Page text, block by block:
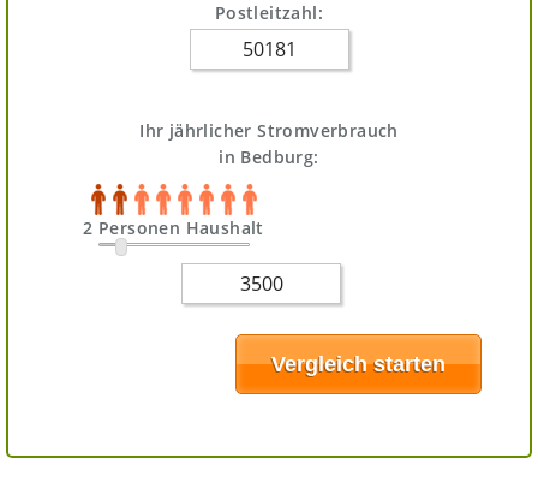
Postleitzahl:
Ihr jährlicher Stromverbrauch
in Bedburg:
2 Personen Haushalt